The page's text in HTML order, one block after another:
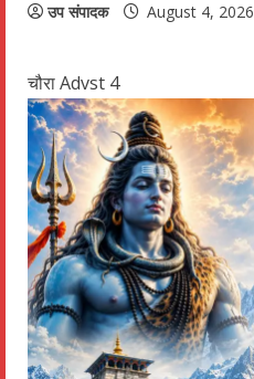
उप संपादक August 4, 2026
चौरा Advst 4